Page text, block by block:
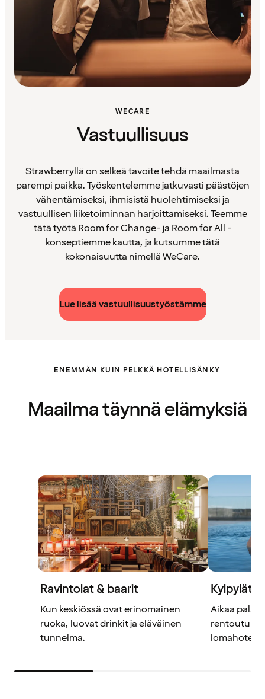
WECARE
Vastuullisuus
Strawberryllä on selkeä tavoite tehdä maailmasta
parempi paikka. Työskentelemme jatkuvasti päästöjen
vähentämiseksi, ihmisistä huolehtimiseksi ja
vastuullisen liiketoiminnan harjoittamiseksi. Teemme
tätä työtä Room for Change- ja Room for All -
konseptiemme kautta, ja kutsumme tätä
kokonaisuutta nimellä WeCare.
Lue lisää vastuullisuustyöstämme
ENEMMÄN KUIN PELKKÄ HOTELLISÄNKY
Maailma täynnä elämyksiä
Ravintolat & baarit
Kun keskiössä ovat erinomainen
ruoka, luovat drinkit ja eläväinen
tunnelma.
Kylpylät
Aikaa